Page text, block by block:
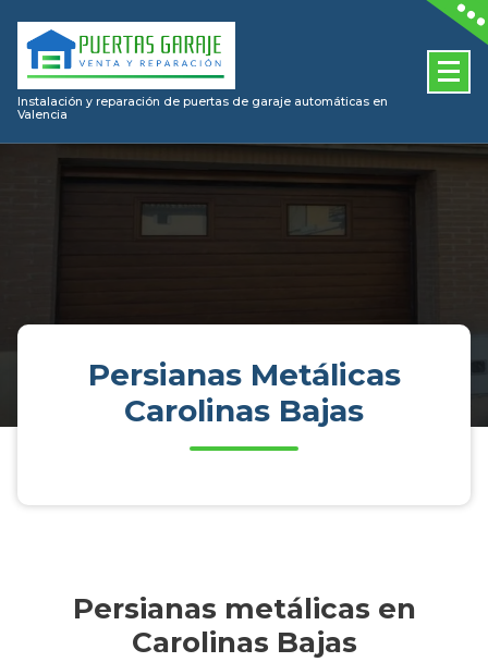
content
Instalación y reparación de puertas de garaje automáticas en
Valencia
Persianas Metálicas
Carolinas Bajas
Persianas metálicas en
Carolinas Bajas